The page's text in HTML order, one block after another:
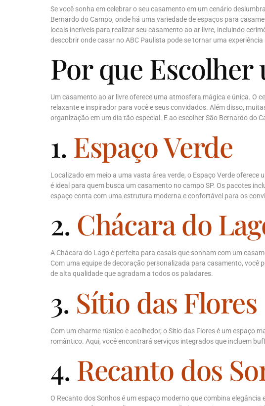
Se você sonha em celebrar o seu casamento em um cenário
Bernardo do Campo, onde há uma variedade de espaços para
locais incríveis para realizar seu casamento ao ar livre, incluindo
descobrir onde casar no ABC Paulista pode se tornar uma experiência
Por que
Um casamento ao ar livre oferece uma atmosfera mágica e única.
relaxante e inspirador para você e seus convidados. Além disso,
organização em um dia tão especial. E ao escolher São Bernardo do
1. Espaço Verde
Localizado em meio a uma vasta área verde, o Espaço Verde
é ideal para quem busca um casamento no campo SP. Os pacotes
espaço conta com uma estrutura moderna e confortável para os
2. Chácara do
A Chácara do Lago é perfeita para casais que sonham com um
Com uma equipe de decoração personalizada para casamento,
de alta qualidade que agradam a todos os paladares.
3. Sítio das Flores
Com um charme rústico e acolhedor, o Sítio das Flores é um espaço
romântico. Aqui, você encontrará serviços integrados que incluem
4. Recanto dos
O Recanto dos Sonhos é um espaço moderno que combina